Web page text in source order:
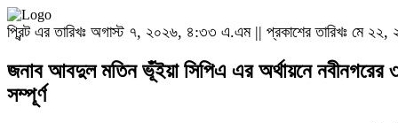
প্রিন্ট এর তারিখঃ অগাস্ট ৭, ২০২৬, ৪:৩৩ এ.এম || প্রকাশের তারিখঃ মে
জনাব আবদুল মতিন ভূঁইয়া সিপিএ এর অর্থায়নে
সম্পূর্ণ